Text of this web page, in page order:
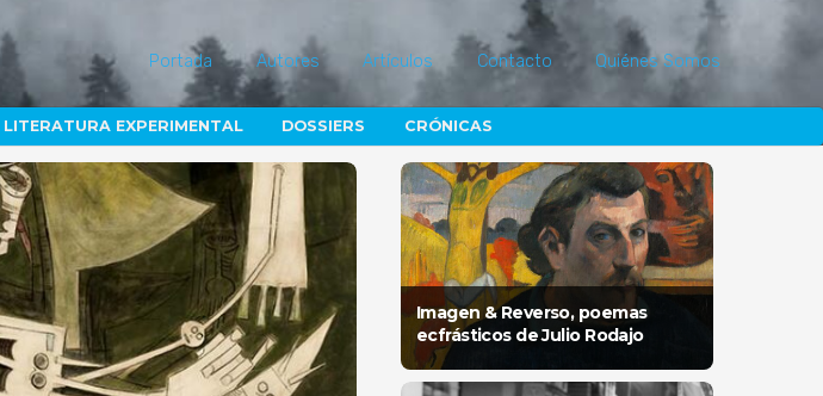
Portada Autores Artículos Contacto Quiénes Somos
LITERATURA EXPERIMENTAL DOSSIERS CRÓNICAS
Imagen & Reverso, poemas
ecfrásticos de Julio Rodajo